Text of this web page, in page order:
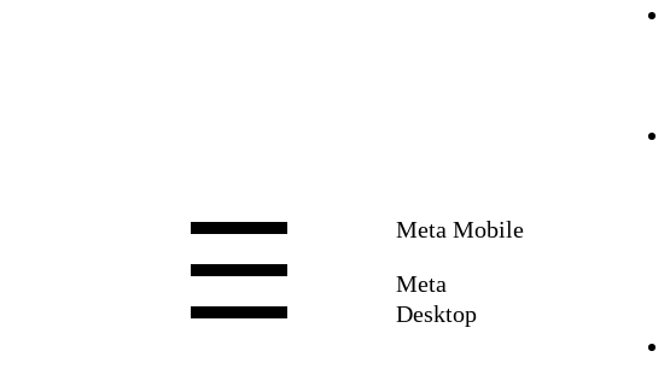
Meta Mobile
Meta
Desktop